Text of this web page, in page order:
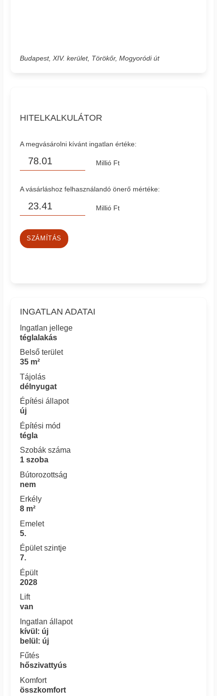
Budapest, XIV. kerület, Törökőr, Mogyoródi út
HITELKALKULÁTOR
A megvásárolni kívánt ingatlan értéke:
Millió Ft
A vásárláshoz felhasználandó önerő mértéke:
Millió Ft
SZÁMÍTÁS
INGATLAN ADATAI
Ingatlan jellege
téglalakás
Belső terület
35 m²
Tájolás
délnyugat
Építési állapot
új
Építési mód
tégla
Szobák száma
1 szoba
Bútorozottság
nem
Erkély
8 m²
Emelet
5.
Épület szintje
7.
Épült
2028
Lift
van
Ingatlan állapot
kívül: új
belül: új
Fűtés
hőszivattyús
Komfort
összkomfort